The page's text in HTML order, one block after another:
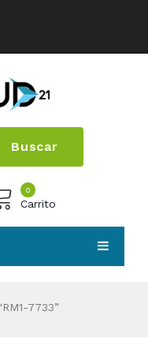
Buscar
0
Carrito
7733”